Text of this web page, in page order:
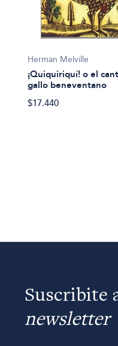
Herman Melville
¡Quiquiriquí! o el
gallo beneventano
$17.440
Suscribite
newsletter